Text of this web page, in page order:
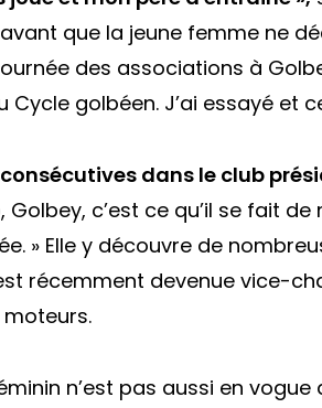
que la jeune femme ne
des associations à
Cycle golbéen. J’ai essayé et
dans le club
Golbey, c’est ce qu’il se fait
» Elle y découvre de
récemment devenue vice-
n’est pas aussi en vogue